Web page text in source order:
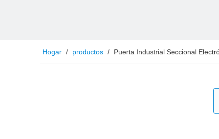
Hogar / productos / Puerta Industrial Seccional